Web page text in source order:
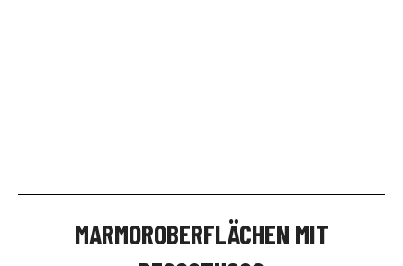
MARMOROBERFLÄCHEN MIT